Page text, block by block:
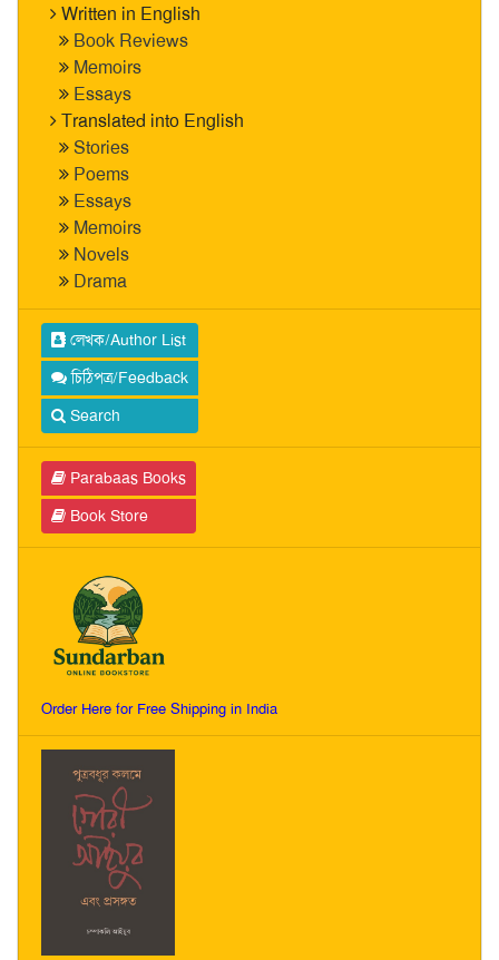
Written in English
Book Reviews
Memoirs
Essays
Translated into English
Stories
Poems
Essays
Memoirs
Novels
Drama
লেখক/Author List
চিঠিপত্র/Feedback
Search
Parabaas Books
Book Store
Order Here for Free Shipping in India